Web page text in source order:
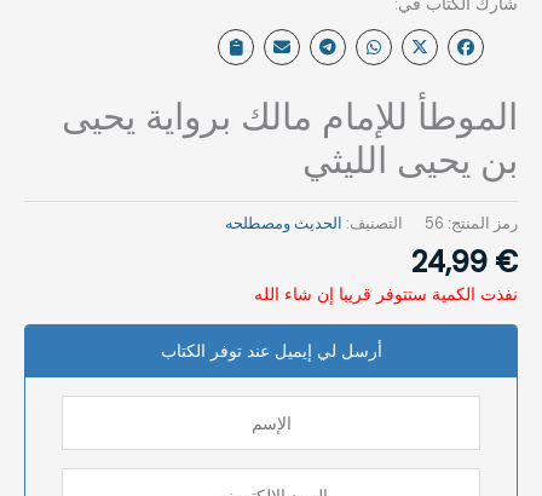
الموطأ للإمام مالك برواية يحيى
بن يحيى الليثي
رمز المنتج: 56 التصنيف: الحديث ومصطلحه‎⁨
24,99 €
نفذت الكمية ستتوفر قريبا إن شاء الله
أرسل لي إيميل عند توفر الكتاب